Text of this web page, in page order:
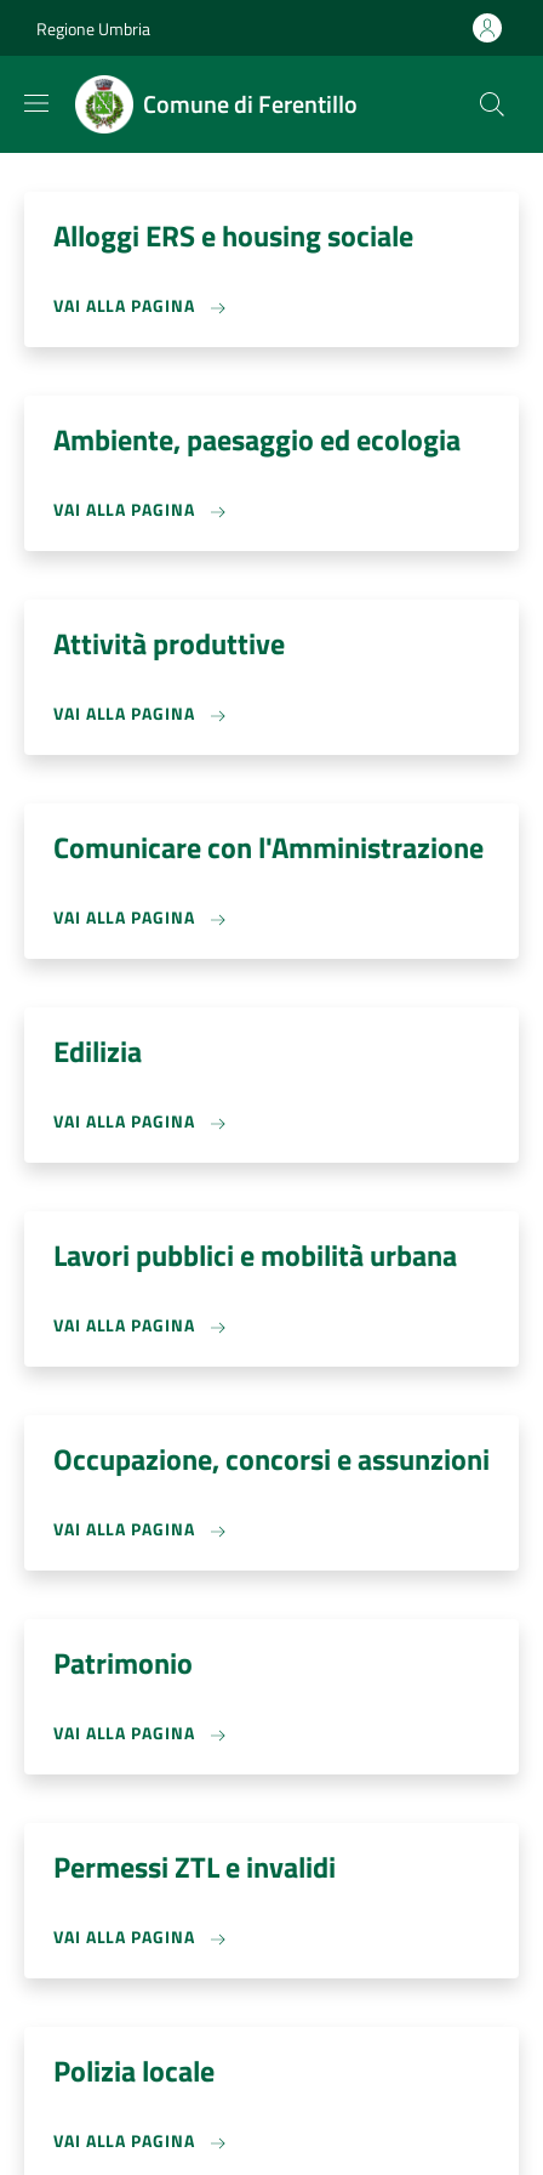
Regione Umbria
Comune di Ferentillo
Alloggi ERS e housing sociale
VAI ALLA PAGINA
Ambiente, paesaggio ed ecologia
VAI ALLA PAGINA
Attività produttive
VAI ALLA PAGINA
Comunicare con l'Amministrazione
VAI ALLA PAGINA
Edilizia
VAI ALLA PAGINA
Lavori pubblici e mobilità urbana
VAI ALLA PAGINA
Occupazione, concorsi e assunzioni
VAI ALLA PAGINA
Patrimonio
VAI ALLA PAGINA
Permessi ZTL e invalidi
VAI ALLA PAGINA
Polizia locale
VAI ALLA PAGINA